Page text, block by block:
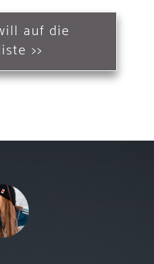
auf die
>>